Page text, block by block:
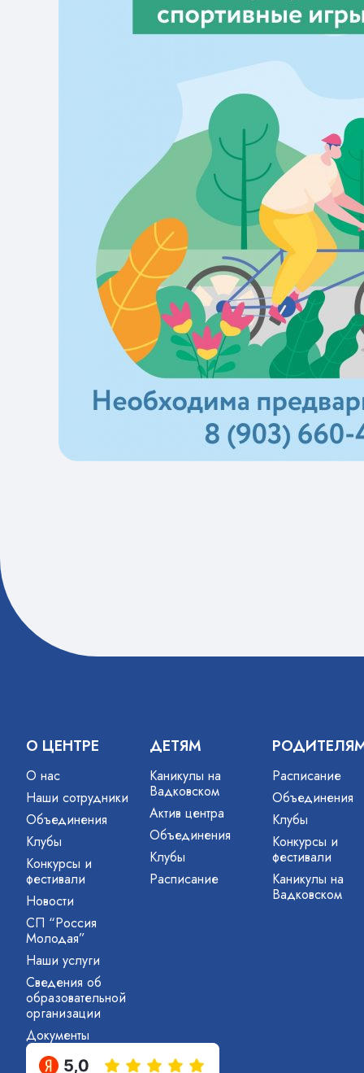
О ЦЕНТРЕ
О нас
Наши сотрудники
Объединения
Клубы
Конкурсы и
фестивали
Новости
СП “Россия
Молодая”
Наши услуги
Сведения об
образовательной
организации
Документы
ДЕТЯМ
Каникулы на
Вадковском
Актив центра
Объединения
Клубы
Расписание
Расписание
Объединения
Клубы
Конкурсы и
фестивали
Каникулы на
Вадковском